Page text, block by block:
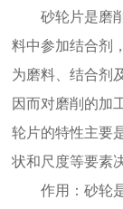
砂轮片是磨
料中参加结合剂
为磨料、结合剂
因而对磨削的加
轮片的特性主要
状和尺度等要素
作用：砂轮